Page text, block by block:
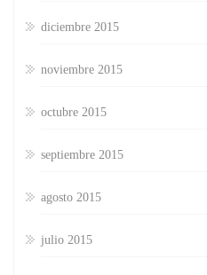
diciembre 2015
noviembre 2015
octubre 2015
septiembre 2015
agosto 2015
julio 2015